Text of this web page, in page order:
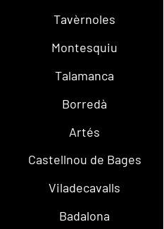
Tavèrnoles
Montesquiu
Talamanca
Borredà
Artés
Castellnou de Bages
Viladecavalls
Badalona